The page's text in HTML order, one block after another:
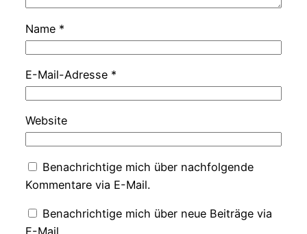
Name *
E-Mail-Adresse *
Website
Benachrichtige mich über nachfolgende
Kommentare via E-Mail.
Benachrichtige mich über neue Beiträge via